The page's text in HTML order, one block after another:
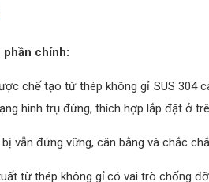
phần chính:
chế tạo từ thép không gỉ SUS 304
hình trụ đứng, thích hợp lắp đặt ở
vẫn đứng vững, cân bằng và chắc
từ thép không gỉ.có vai trò chống